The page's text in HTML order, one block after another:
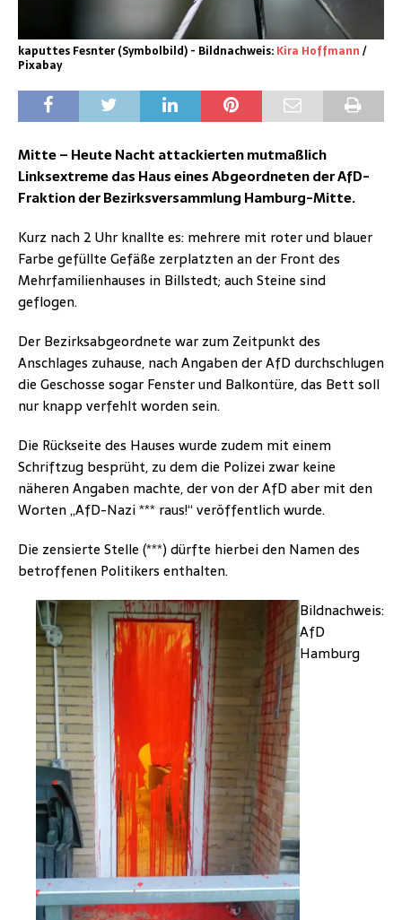
kaputtes Fesnter (Symbolbild) - Bildnachweis: Kira Hoffmann /
Pixabay
Mitte – Heute Nacht attackierten mutmaßlich
Linksextreme das Haus eines Abgeordneten der AfD-
Fraktion der Bezirksversammlung Hamburg-Mitte.
Kurz nach 2 Uhr knallte es: mehrere mit roter und blauer
Farbe gefüllte Gefäße zerplatzten an der Front des
Mehrfamilienhauses in Billstedt; auch Steine sind
geflogen.
Der Bezirksabgeordnete war zum Zeitpunkt des
Anschlages zuhause, nach Angaben der AfD durchschlugen
die Geschosse sogar Fenster und Balkontüre, das Bett soll
nur knapp verfehlt worden sein.
Die Rückseite des Hauses wurde zudem mit einem
Schriftzug besprüht, zu dem die Polizei zwar keine
näheren Angaben machte, der von der AfD aber mit den
Worten „AfD-Nazi *** raus!“ veröffentlich wurde.
Die zensierte Stelle (***) dürfte hierbei den Namen des
betroffenen Politikers enthalten.
Bildnachweis:
AfD
Hamburg